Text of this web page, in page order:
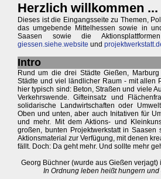
Herzlich willkommen ...
Dieses ist die Eingangsseite zu Themen,
das umgebende Mittelhessen sowie in
Saasen sowie die
giessen.siehe.website und
Intro
Rund um die drei Städte Gießen,
Städte und viel ländlicher Raum - mit allen
hier typisch sind: Beton, Straßen und viele
Verkehrswende. Gifteinsatz und
solidarische Landwirtschaften oder
Oben und unten, aber auch Initativen für
und mehr. Mit dem Aktions- und
großen, bunten Projektwerkstatt in Saasen
Aktionsmaterial zur Verfügung, mit denen
fällt. Doch: Da geht mehr. Und sollte mehr
Georg Büchner (wurde aus Gießen
In Ordnung leben heißt hungern